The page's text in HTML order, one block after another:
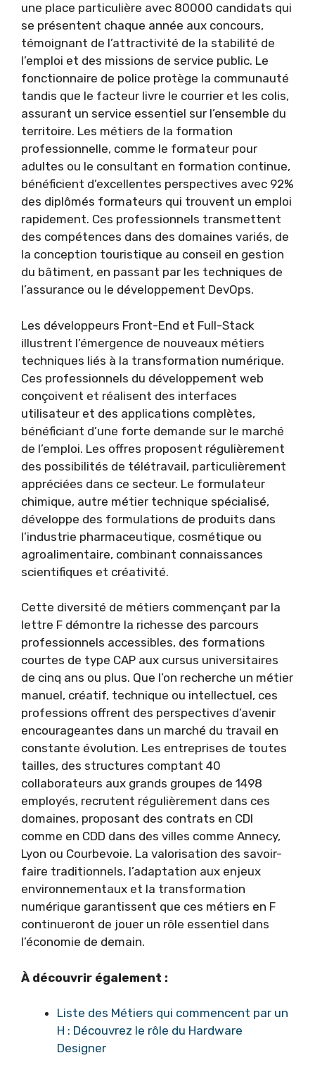
une place particulière avec 80000 candidats qui
se présentent chaque année aux concours,
témoignant de l’attractivité de la stabilité de
l’emploi et des missions de service public. Le
fonctionnaire de police protège la communauté
tandis que le facteur livre le courrier et les colis,
assurant un service essentiel sur l’ensemble du
territoire. Les métiers de la formation
professionnelle, comme le formateur pour
adultes ou le consultant en formation continue,
bénéficient d’excellentes perspectives avec 92%
des diplômés formateurs qui trouvent un emploi
rapidement. Ces professionnels transmettent
des compétences dans des domaines variés, de
la conception touristique au conseil en gestion
du bâtiment, en passant par les techniques de
l’assurance ou le développement DevOps.
Les développeurs Front-End et Full-Stack
illustrent l’émergence de nouveaux métiers
techniques liés à la transformation numérique.
Ces professionnels du développement web
conçoivent et réalisent des interfaces
utilisateur et des applications complètes,
bénéficiant d’une forte demande sur le marché
de l’emploi. Les offres proposent régulièrement
des possibilités de télétravail, particulièrement
appréciées dans ce secteur. Le formulateur
chimique, autre métier technique spécialisé,
développe des formulations de produits dans
l’industrie pharmaceutique, cosmétique ou
agroalimentaire, combinant connaissances
scientifiques et créativité.
Cette diversité de métiers commençant par la
lettre F démontre la richesse des parcours
professionnels accessibles, des formations
courtes de type CAP aux cursus universitaires
de cinq ans ou plus. Que l’on recherche un métier
manuel, créatif, technique ou intellectuel, ces
professions offrent des perspectives d’avenir
encourageantes dans un marché du travail en
constante évolution. Les entreprises de toutes
tailles, des structures comptant 40
collaborateurs aux grands groupes de 1498
employés, recrutent régulièrement dans ces
domaines, proposant des contrats en CDI
comme en CDD dans des villes comme Annecy,
Lyon ou Courbevoie. La valorisation des savoir-
faire traditionnels, l’adaptation aux enjeux
environnementaux et la transformation
numérique garantissent que ces métiers en F
continueront de jouer un rôle essentiel dans
l’économie de demain.
À découvrir également :
Liste des Métiers qui commencent par un
H : Découvrez le rôle du Hardware
Designer